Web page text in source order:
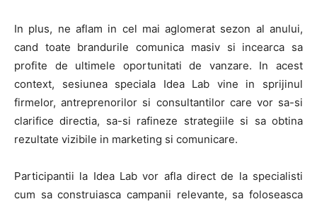
In plus, ne aflam in cel mai aglomerat sezon al anului,
cand toate brandurile comunica masiv si incearca sa
profite de ultimele oportunitati de vanzare. In acest
context, sesiunea speciala Idea Lab vine in sprijinul
firmelor, antreprenorilor si consultantilor care vor sa-si
clarifice directia, sa-si rafineze strategiile si sa obtina
rezultate vizibile in marketing si comunicare.
Participantii la Idea Lab vor afla direct de la specialisti
cum sa construiasca campanii relevante, sa foloseasca